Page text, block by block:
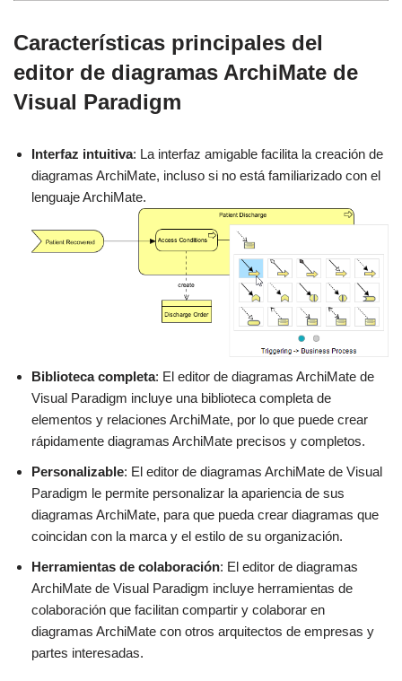
Características principales del
editor de diagramas ArchiMate de
Visual Paradigm
Interfaz intuitiva: La interfaz amigable facilita la creación de
diagramas ArchiMate, incluso si no está familiarizado con el
lenguaje ArchiMate.
Biblioteca completa: El editor de diagramas ArchiMate de
Visual Paradigm incluye una biblioteca completa de
elementos y relaciones ArchiMate, por lo que puede crear
rápidamente diagramas ArchiMate precisos y completos.
Personalizable: El editor de diagramas ArchiMate de Visual
Paradigm le permite personalizar la apariencia de sus
diagramas ArchiMate, para que pueda crear diagramas que
coincidan con la marca y el estilo de su organización.
Herramientas de colaboración: El editor de diagramas
ArchiMate de Visual Paradigm incluye herramientas de
colaboración que facilitan compartir y colaborar en
diagramas ArchiMate con otros arquitectos de empresas y
partes interesadas.